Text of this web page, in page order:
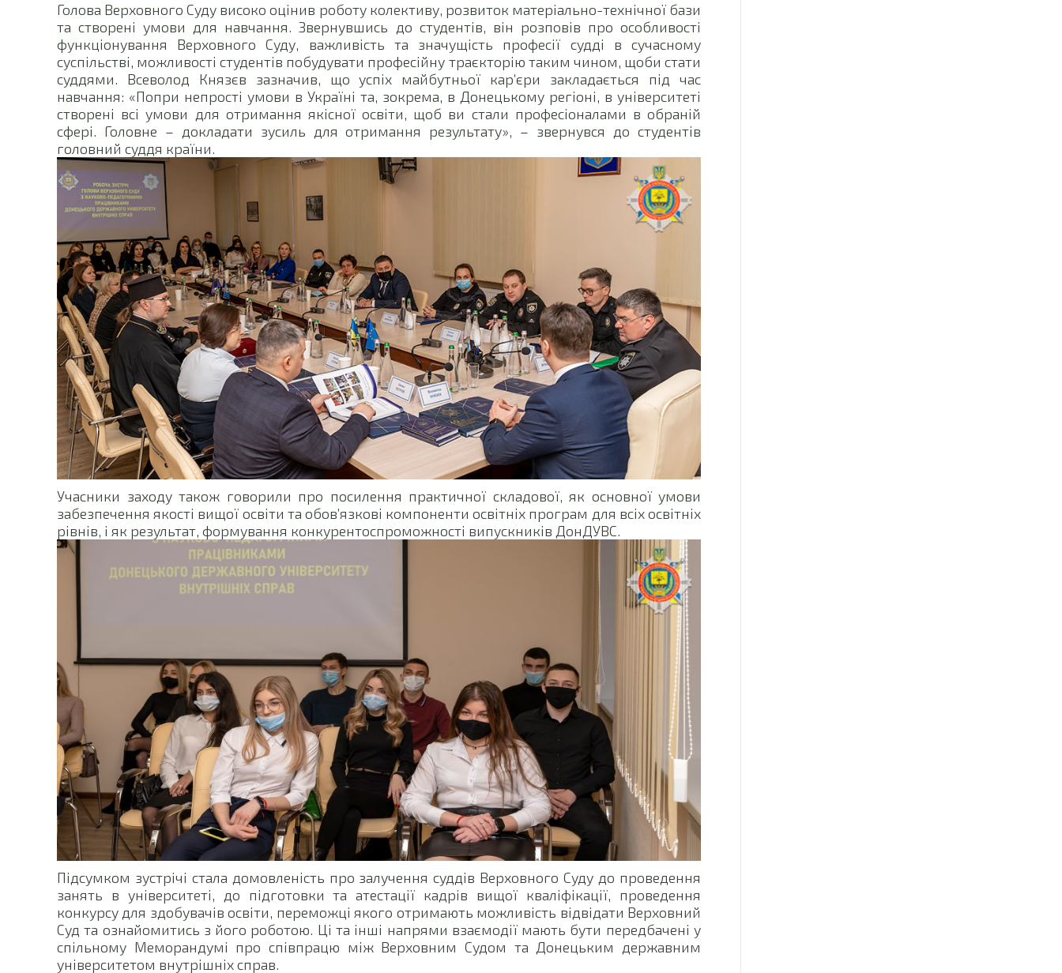
Голова Верховного Суду високо оцінив роботу колективу, розвиток матеріально-технічної бази
та створені умови для навчання. Звернувшись до студентів, він розповів про особливості
функціонування Верховного Суду, важливість та значущість професії судді в сучасному
суспільстві, можливості студентів побудувати професійну траєкторію таким чином, щоби стати
суддями. Всеволод Князєв зазначив, що успіх майбутньої кар’єри закладається під час
навчання: «Попри непрості умови в Україні та, зокрема, в Донецькому регіоні, в університеті
створені всі умови для отримання якісної освіти, щоб ви стали професіоналами в обраній
сфері. Головне – докладати зусиль для отримання результату», – звернувся до студентів
головний суддя країни.
Учасники заходу також говорили про посилення практичної складової, як основної умови
забезпечення якості вищої освіти та обов’язкові компоненти освітніх програм для всіх освітніх
рівнів, і як результат, формування конкурентоспроможності випускників ДонДУВС.
Підсумком зустрічі стала домовленість про залучення суддів Верховного Суду до проведення
занять в університеті, до підготовки та атестації кадрів вищої кваліфікації, проведення
конкурсу для здобувачів освіти, переможці якого отримають можливість відвідати Верховний
Суд та ознайомитись з його роботою. Ці та інші напрями взаємодії мають бути передбачені у
спільному Меморандумі про співпрацю між Верховним Судом та Донецьким державним
університетом внутрішніх справ.